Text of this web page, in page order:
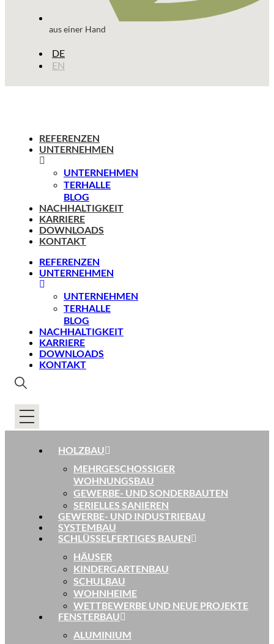
aus einer Hand
DE
EN
REFERENZEN
UNTERNEHMEN
UNTERNEHMEN
TERHALLE
BLOG
NACHHALTIGKEIT
KARRIERE
DOWNLOADS
KONTAKT
REFERENZEN
UNTERNEHMEN
UNTERNEHMEN
TERHALLE
BLOG
NACHHALTIGKEIT
KARRIERE
DOWNLOADS
KONTAKT
HOLZBAU
MEHRGESCHOSSIGER
WOHNUNGSBAU
GEWERBE- UND SONDERBAUTEN
SERIELLES SANIEREN
GEWERBE- UND INDUSTRIEBAU
SYSTEMBAU
SCHLÜSSELFERTIGES BAUEN
HÄUSER
KINDERGARTENBAU
SCHULBAU
WOHNHEIME
WETTBEWERBE UND NEUE PROJEKTE
FENSTERBAU
ALUMINIUM